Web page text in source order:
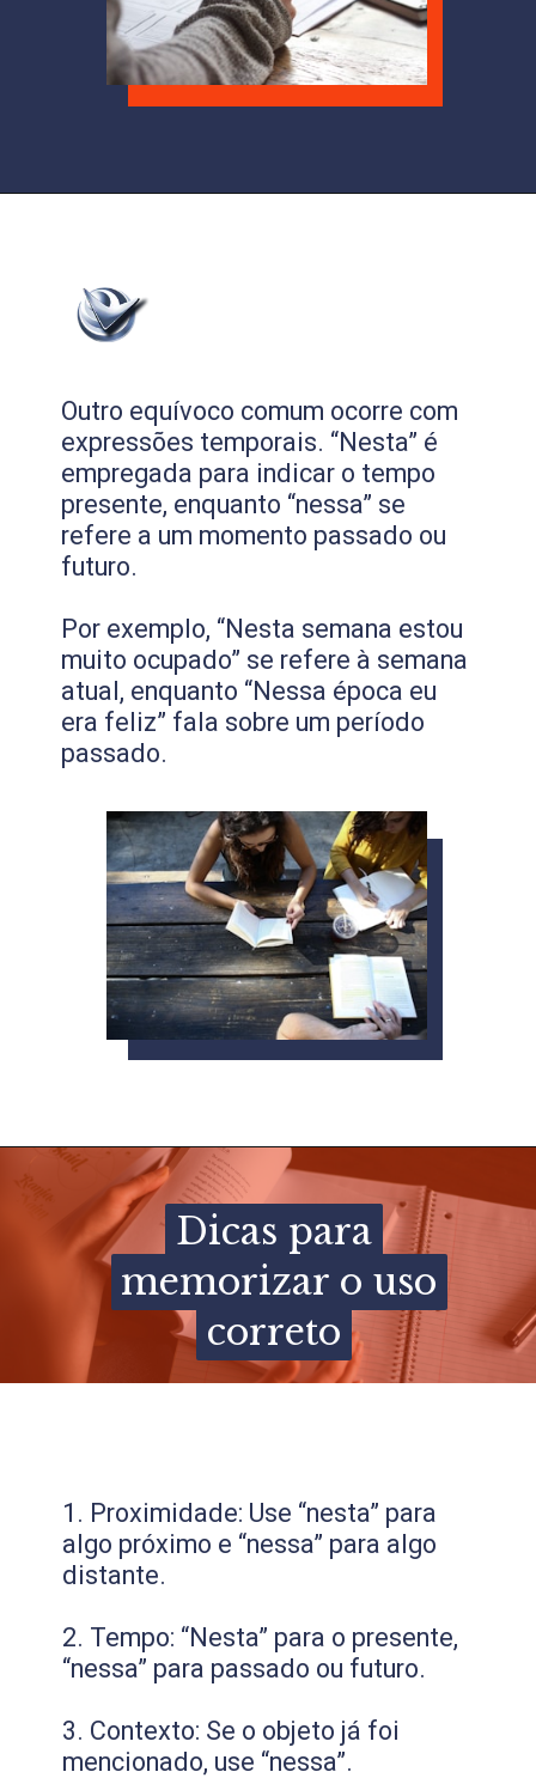
Outro equívoco comum ocorre com
expressões temporais. “Nesta” é
empregada para indicar o tempo
presente, enquanto “nessa” se
refere a um momento passado ou
futuro.
Por exemplo, “Nesta semana estou
muito ocupado” se refere à semana
atual, enquanto “Nessa época eu
era feliz” fala sobre um período
passado.
1. Proximidade: Use “nesta” para
algo próximo e “nessa” para algo
distante.
2. Tempo: “Nesta” para o presente,
“nessa” para passado ou futuro.
3. Contexto: Se o objeto já foi
mencionado, use “nessa”.
Dicas para
memorizar o uso
correto
Dicas para
memorizar o uso
correto